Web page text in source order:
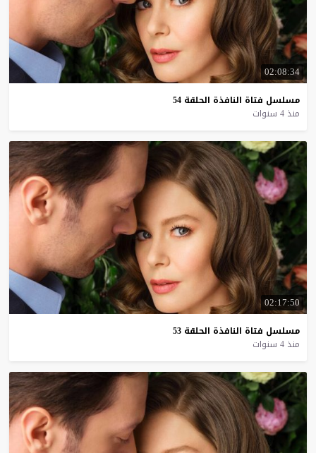
02:08:34
مسلسل فتاة النافذة الحلقة 54
منذ 4 سنوات
02:17:50
مسلسل فتاة النافذة الحلقة 53
منذ 4 سنوات